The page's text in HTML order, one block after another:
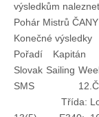
Dokumenty
Ochrana
Legislativa
výsledkům
Pohár Mistrů
Konečné výsledky
Pořadí
Slovak Sailing
SMS 12.Česká
Třída: